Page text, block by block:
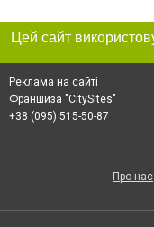
Реклама на сайті
Франшиза "CitySites"
+38 (095) 515-50-87
Про нас